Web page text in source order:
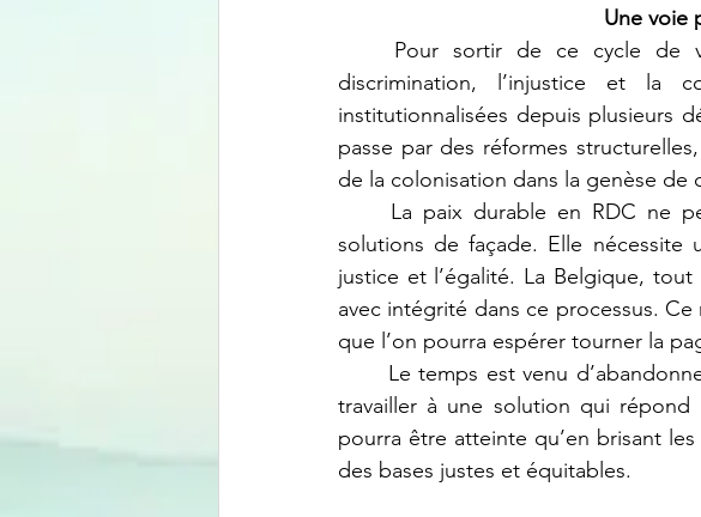
Une voie
discrimination, l’injustice et la
institutionnalisées depuis plusieurs
passe par des réformes
de la colonisation dans la genèse de
solutions de façade. Elle nécessite
justice et l’égalité. La Belgique,
avec intégrité dans ce processus.
que l’on pourra espérer tourner la
travailler à une solution qui
pourra être atteinte qu’en brisant
des bases justes et équitables.